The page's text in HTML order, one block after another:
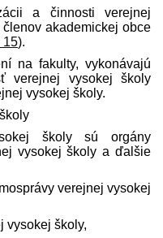
a činnosti verejnej
akademickej obce
15).
na fakulty, vykonávajú
verejnej vysokej školy
vysokej školy.
školy sú orgány
vysokej školy a ďalšie
verejnej vysokej
vysokej školy,